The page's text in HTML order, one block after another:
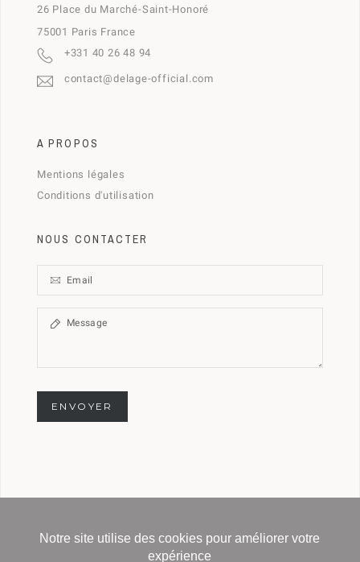
26 Place du Marché-Saint-Honoré
75001 Paris France
+331 40 26 48 94
contact@delage-official.com
A PROPOS
Mentions légales
Conditions d'utilisation
NOUS CONTACTER
ENVOYER
Copyright © 2020 Delage-official - All Rights
Notre site utilise des cookies pour améliorer votre
expérience